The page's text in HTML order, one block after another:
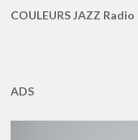
COULEURS JAZZ Radio
ADS